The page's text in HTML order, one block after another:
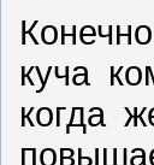
куча
когда